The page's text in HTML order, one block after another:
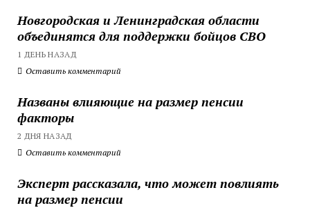
Новгородская и Ленинградская области
объединятся для поддержки бойцов СВО
1 ДЕНЬ НАЗАД
Оставить комментарий
Названы влияющие на размер пенсии
факторы
2 ДНЯ НАЗАД
Оставить комментарий
Эксперт рассказала, что может повлиять
на размер пенсии